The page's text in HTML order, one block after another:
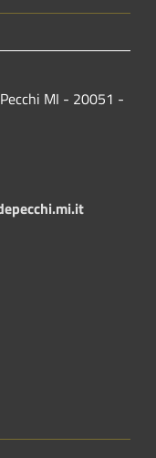
MI - 20051 -